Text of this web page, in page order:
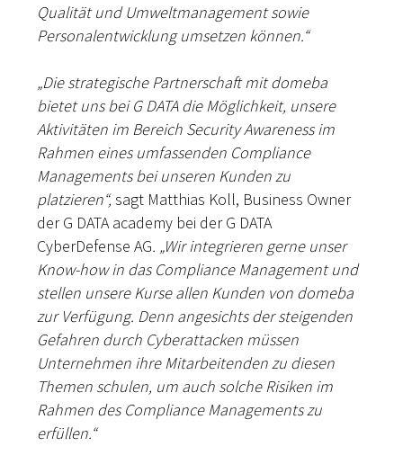
Qualität und Umweltmanagement sowie
Personalentwicklung umsetzen können.“
„Die strategische Partnerschaft mit domeba
bietet uns bei G DATA die Möglichkeit, unsere
Aktivitäten im Bereich Security Awareness im
Rahmen eines umfassenden Compliance
Managements bei unseren Kunden zu
platzieren“,sagt Matthias Koll, Business Owner
der G DATA academy bei der G DATA
CyberDefense AG. „Wir integrieren gerne unser
Know-how in das Compliance Management und
stellen unsere Kurse allen Kunden von domeba
zur Verfügung. Denn angesichts der steigenden
Gefahren durch Cyberattacken müssen
Unternehmen ihre Mitarbeitenden zu diesen
Themen schulen, um auch solche Risiken im
Rahmen des Compliance Managements zu
erfüllen.“